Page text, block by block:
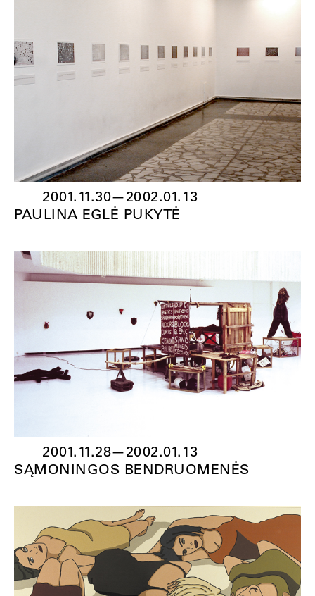
2001.11.30—2002.01.13
PAULINA EGLĖ PUKYTĖ
2001.11.28—2002.01.13
SĄMONINGOS BENDRUOMENĖS